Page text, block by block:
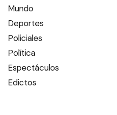
Mundo
Deportes
Policiales
Política
Espectáculos
Edictos